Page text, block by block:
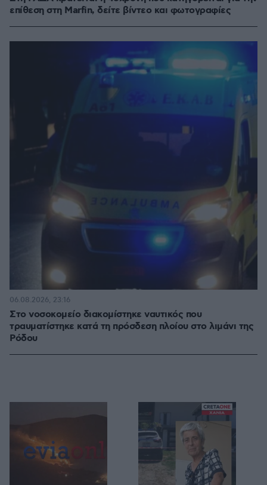
επίθεση στη Marfin, δείτε βίντεο και φωτογραφίες
Στο νοσοκομείο διακομίστηκε ναυτικός που
τραυματίστηκε κατά τη πρόσδεση πλοίου στο λιμάνι της
Ρόδου
06.08.2026, 23:16